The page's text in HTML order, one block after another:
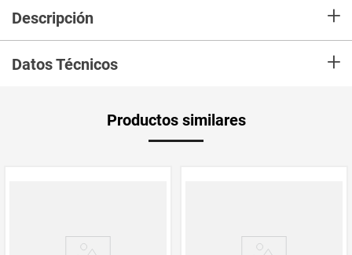
Descripción +
Datos Técnicos +
Productos similares